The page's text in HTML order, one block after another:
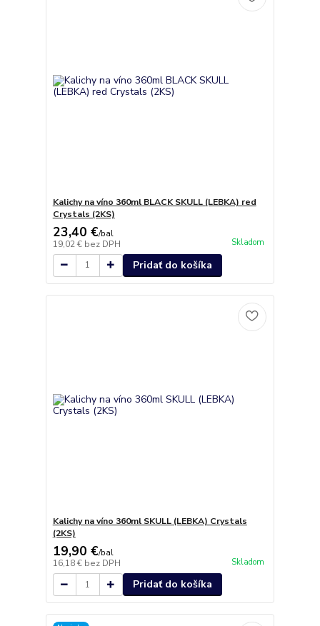
Kalichy na víno 360ml BLACK SKULL (LEBKA) red
Crystals (2KS)
23,40 €/bal
19,02 € bez DPH Skladom
Pridať do košíka
Kalichy na víno 360ml SKULL (LEBKA) Crystals
(2KS)
19,90 €/bal
16,18 € bez DPH Skladom
Pridať do košíka